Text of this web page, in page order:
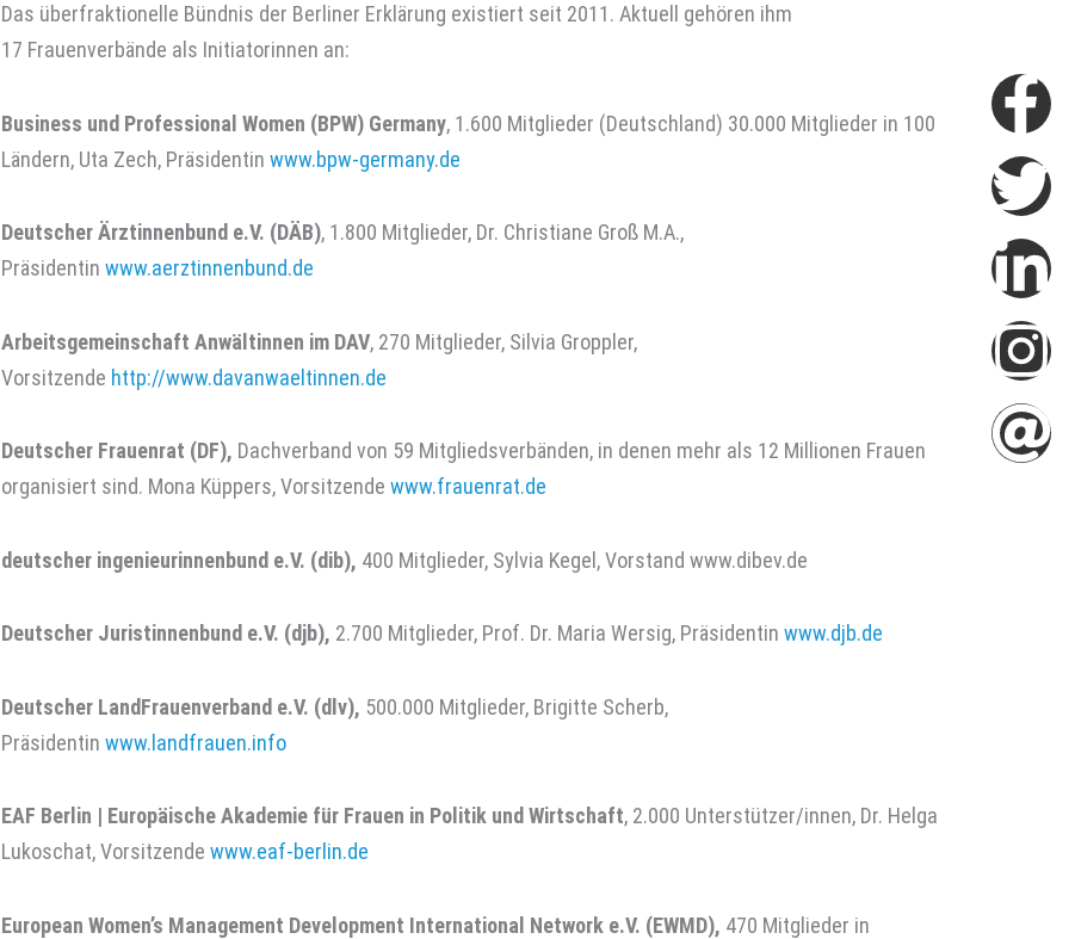
Das überfraktionelle Bündnis der Berliner Erklärung existiert seit 2011. Aktuell gehören ihm
17 Frauenverbände als Initiatorinnen an:
Business und Professional Women (BPW) Germany, 1.600 Mitglieder (Deutschland) 30.000 Mitglieder in 100
Ländern, Uta Zech, Präsidentin www.bpw-germany.de
Deutscher Ärztinnenbund e.V. (DÄB), 1.800 Mitglieder, Dr. Christiane Groß M.A.,
Präsidentin www.aerztinnenbund.de
Arbeitsgemeinschaft Anwältinnen im DAV, 270 Mitglieder, Silvia Groppler,
Vorsitzende http://www.davanwaeltinnen.de
Deutscher Frauenrat (DF), Dachverband von 59 Mitgliedsverbänden, in denen mehr als 12 Millionen Frauen
organisiert sind. Mona Küppers, Vorsitzende www.frauenrat.de
deutscher ingenieurinnenbund e.V. (dib), 400 Mitglieder, Sylvia Kegel, Vorstand www.dibev.de
Deutscher Juristinnenbund e.V. (djb), 2.700 Mitglieder, Prof. Dr. Maria Wersig, Präsidentin www.djb.de
Deutscher LandFrauenverband e.V. (dlv), 500.000 Mitglieder, Brigitte Scherb,
Präsidentin www.landfrauen.info
EAF Berlin | Europäische Akademie für Frauen in Politik und Wirtschaft, 2.000 Unterstützer/innen, Dr. Helga
Lukoschat, Vorsitzende www.eaf-berlin.de
European Women’s Management Development International Network e.V. (EWMD), 470 Mitglieder in
f
in
At